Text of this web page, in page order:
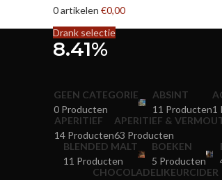
0artikelen €0,00
Drank selectie
8.41%
GEEN CATEGORIE
0 Producten
ABSINT
11 Producten1
APERITIEF
14 Producten
APERITIEF &
63 Producten
BLENDED MALT
11 Producten
BOEKEN
5 Producten
CHOCOLADELIKEURCIDER